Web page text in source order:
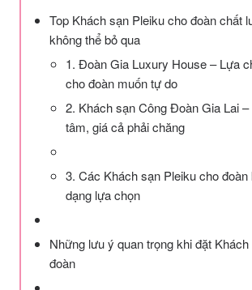
Top Khách sạn Pleiku cho đoàn chất
không thể bỏ qua
1. Đoàn Gia Luxury House – Lựa
cho đoàn muốn tự do
2. Khách sạn Công Đoàn Gia Lai
tâm, giá cả phải chăng
3. Các Khách sạn Pleiku cho
dạng lựa chọn
Những lưu ý quan trọng khi đặt
đoàn